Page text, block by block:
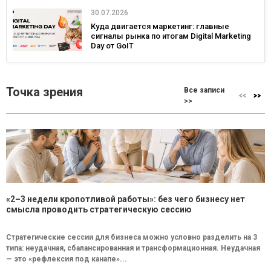
30.07.2026
Куда двигается маркетинг: главные
сигналы рынка по итогам Digital Marketing
Day от GoIT
Точка зрения
Все записи
>>
«2–3 недели кропотливой работы»: без чего бизнесу нет
смысла проводить стратегическую сессию
Стратегические сессии для бизнеса можно условно разделить на 3
типа: неудачная, сбалансированная и трансформационная. Неудачная
— это «рефлексия под канапе»...